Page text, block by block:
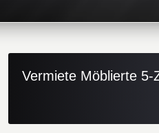
Vermiete Möblierte 5-